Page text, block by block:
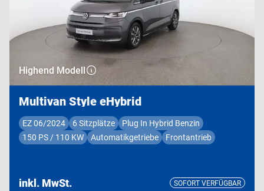
Highend Modell
Multivan Style eHybrid
EZ 06/2024 6 Sitzplätze
Plug In Hybrid Benzin
150 PS / 110 KW
Automatikgetriebe Frontantrieb
inkl. MwSt. SOFORT VERFÜGBAR